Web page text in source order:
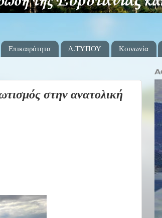
Επικαιρότητα Δ.ΤΥΠΟΥ Κοινωνία
στην ανατολική